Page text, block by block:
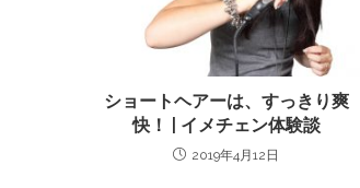
ショートヘアーは、すっきり爽
快！ | イメチェン体験談
2019年4月12日